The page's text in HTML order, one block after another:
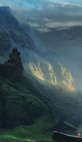
آرام پز
اجاق گاز
اجاق گاز رومیزی
توستر
چرخ گوشت